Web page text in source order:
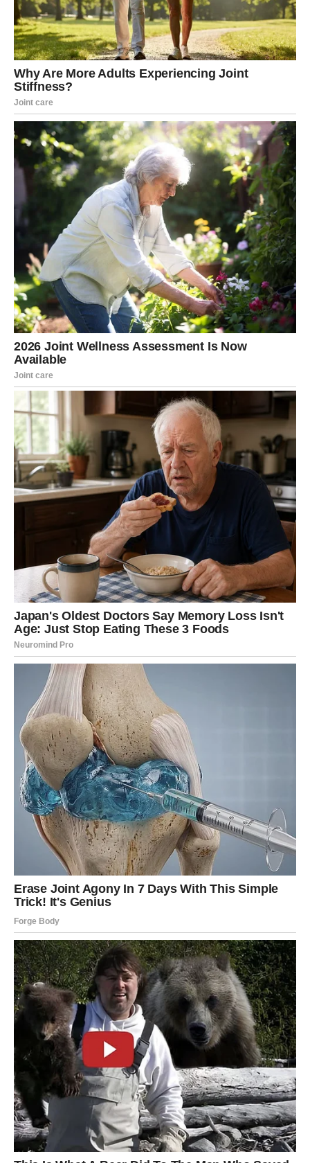
Mikserom sjediniti jaja, šećer, mlijeko i ulje.
Upotrijebite kuhalicu za miješanje krupice, oraha i jabuka,
pazeći da se svi sastojci temeljito sjedine u kohezivnu smjesu.
Zagrijte pećnicu na 200 stupnjeva, a kada je torta u potpunosti
pečena, još toplu tortu prelijte čokoladnim preljevom.
BONUS REEPT:
Najnježnija torta koja se može zamisliti! Topi se bez
napora na nepcu. Izuzetno divno.